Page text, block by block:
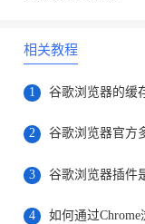
相关教程
1 谷歌浏览器的缓
2
3
4